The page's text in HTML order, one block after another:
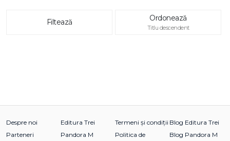
Filtează Ordonează
Titlu descendent
Despre noi
Parteneri
Editura Trei
Pandora M
Termeni și condiții
Politica de
Blog Editura Trei
Blog Pandora M